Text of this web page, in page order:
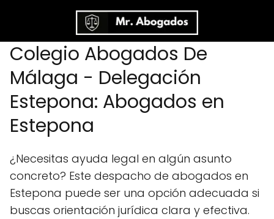
Colegio Abogados De
Málaga - Delegación
Estepona: Abogados en
Estepona
¿Necesitas ayuda legal en algún asunto
concreto? Este despacho de abogados en
Estepona puede ser una opción adecuada si
buscas orientación jurídica clara y efectiva.